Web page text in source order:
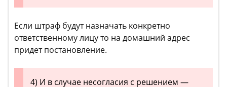
Если штраф будут назначать конкретно
ответственному лицу то на домашний адрес
придет постановление.
4) И в случае несогласия с решением —